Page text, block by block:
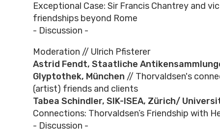
Exceptional Case: Sir Francis Chantrey and
friendships beyond Rome
- Discussion -
Moderation // Ulrich Pfisterer
Astrid Fendt, Staatliche
Glyptothek, München // Thorvaldsen's
(artist) friends and clients
Tabea Schindler, SIK-ISEA, Zürich/
Connections: Thorvaldsen’s Friendship with
- Discussion -